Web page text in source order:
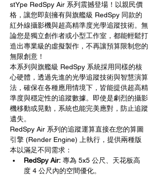
stYpe RedSpy Air 系列震撼登場！以親民價
格，讓您即刻擁有與旗艦級 RedSpy 同款的
紅外線攝影機與超高精準度光學追蹤技術。無
論您是獨立創作者或小型工作室，都能輕鬆打
造出專業級的虛擬製作，不再讓預算限制您的
無限創意！
本系列與旗艦級 RedSpy 系統採用同樣的核
心硬體，透過先進的光學追蹤技術與智慧演算
法，確保在各種應用情境下，皆能提供超高精
準度與穩定性的追蹤數據。即使是劇烈的攝影
機移動或晃動，系統也能完美應對，防止追蹤
遺失。
RedSpy Air 系列的追蹤運算直接在您的算圖
引擎 (Render Engine) 上執行，提供兩種版
本以滿足不同需求：
RedSpy Air: 專為 5x5 公尺、天花板高
度 4 公尺內的空間優化。